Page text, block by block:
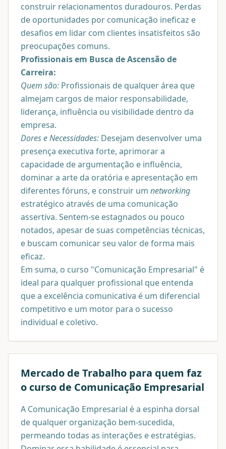
construir relacionamentos duradouros. Perdas
de oportunidades por comunicação ineficaz e
desafios em lidar com clientes insatisfeitos são
preocupações comuns.
Profissionais em Busca de Ascensão de
Carreira:
Quem são: Profissionais de qualquer área que
almejam cargos de maior responsabilidade,
liderança, influência ou visibilidade dentro da
empresa.
Dores e Necessidades: Desejam desenvolver uma
presença executiva forte, aprimorar a
capacidade de argumentação e influência,
dominar a arte da oratória e apresentação em
diferentes fóruns, e construir um networking
estratégico através de uma comunicação
assertiva. Sentem-se estagnados ou pouco
notados, apesar de suas competências técnicas,
e buscam comunicar seu valor de forma mais
eficaz.
Em suma, o curso "Comunicação Empresarial" é
ideal para qualquer profissional que entenda
que a excelência comunicativa é um diferencial
competitivo e um motor para o sucesso
individual e coletivo.
Mercado de Trabalho para quem faz
o curso de Comunicação Empresarial
A Comunicação Empresarial é a espinha dorsal
de qualquer organização bem-sucedida,
permeando todas as interações e estratégias.